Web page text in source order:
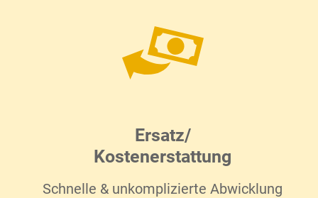
Ersatz/
Kostenerstattung
Schnelle & unkomplizierte Abwicklung